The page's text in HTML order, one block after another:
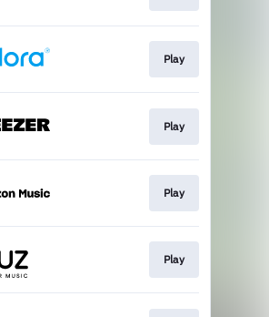
Play
Play
Play
Play